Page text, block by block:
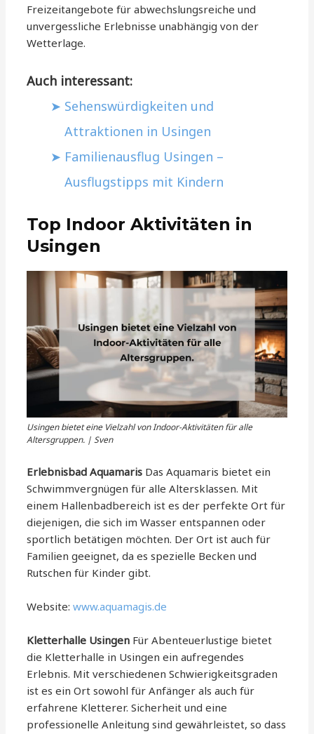
Freizeitangebote für abwechslungsreiche und
unvergessliche Erlebnisse unabhängig von der
Wetterlage.
Auch interessant:
Sehenswürdigkeiten und
Attraktionen in Usingen
Familienausflug Usingen –
Ausflugstipps mit Kindern
Top Indoor Aktivitäten in
Usingen
Usingen bietet eine Vielzahl von Indoor-Aktivitäten für alle
Altersgruppen. | Sven
Erlebnisbad Aquamaris Das Aquamaris bietet ein
Schwimmvergnügen für alle Altersklassen. Mit
einem Hallenbadbereich ist es der perfekte Ort für
diejenigen, die sich im Wasser entspannen oder
sportlich betätigen möchten. Der Ort ist auch für
Familien geeignet, da es spezielle Becken und
Rutschen für Kinder gibt.
Website:www.aquamagis.de
Kletterhalle Usingen Für Abenteuerlustige bietet
die Kletterhalle in Usingen ein aufregendes
Erlebnis. Mit verschiedenen Schwierigkeitsgraden
ist es ein Ort sowohl für Anfänger als auch für
erfahrene Kletterer. Sicherheit und eine
professionelle Anleitung sind gewährleistet, so dass